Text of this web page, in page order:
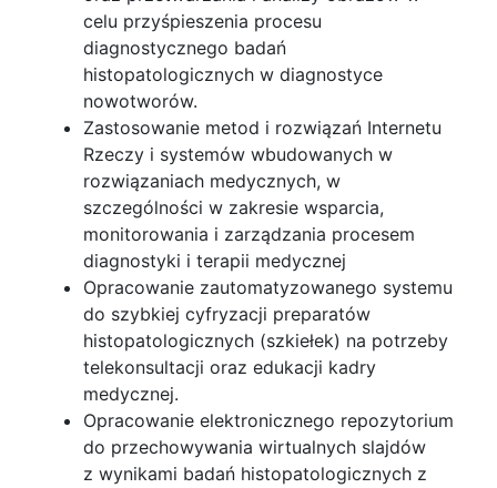
celu przyśpieszenia procesu
diagnostycznego badań
histopatologicznych w diagnostyce
nowotworów.
Zastosowanie metod i rozwiązań Internetu
Rzeczy i systemów wbudowanych w
rozwiązaniach medycznych, w
szczególności w zakresie wsparcia,
monitorowania i zarządzania procesem
diagnostyki i terapii medycznej
Opracowanie zautomatyzowanego systemu
do szybkiej cyfryzacji preparatów
histopatologicznych (szkiełek) na potrzeby
telekonsultacji oraz edukacji kadry
medycznej.
Opracowanie elektronicznego repozytorium
do przechowywania wirtualnych slajdów
z wynikami badań histopatologicznych z